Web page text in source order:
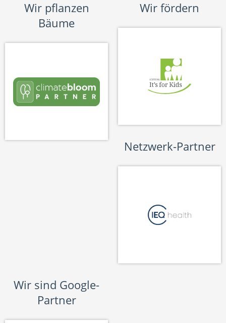
Wir pflanzen
Bäume
Wir fördern
Netzwerk-Partner
Wir sind Google-
Partner